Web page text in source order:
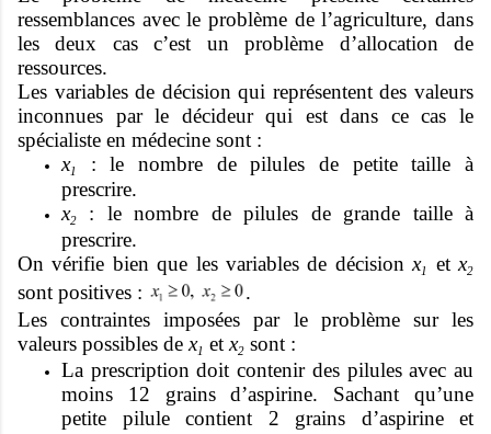
ressemblances avec le problème de l’agriculture, dans
les deux cas c’est un problème d’allocation de
ressources.
Les variables de décision qui représentent des valeurs
inconnues par le décideur qui est dans ce cas le
spécialiste en médecine sont :
x1
: le nombre de pilules de petite taille à
prescrire.
x2
: le nombre de pilules de grande taille à
prescrire.
On vérifie bien que les variables de décisionx1 etx2
sont positives :
.
Les contraintes imposées par le problème sur les
valeurs possibles de x1 et x2 sont :
La prescription doit contenir des pilules avec au
moins 12 grains d’aspirine. Sachant qu’une
petite pilule contient 2 grains d’aspirine et